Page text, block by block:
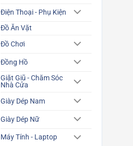
Điện Thoại - Phụ Kiện
Đồ Ăn Vặt
Đồ Chơi
Đồng Hồ
Giặt Giũ - Chăm Sóc
Nhà Cửa
Giày Dép Nam
Giày Dép Nữ
Máy Tính - Laptop